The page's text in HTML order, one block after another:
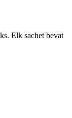
Elk sachet bevat